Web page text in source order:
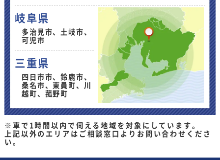
岐阜県
多治見市、土岐市、
可児市
三重県
四日市市、鈴鹿市、
桑名市、東員町、川
越町、菰野町
※車で1時間以内で伺える地域を対象にしています。
上記以外のエリアはご相談窓口よりお問い合わせくださ
い。